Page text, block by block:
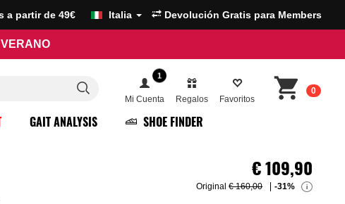
a partir de 49€ Italia Devolución Gratis para Members
1
Mi Cuenta Regalos Favoritos
0
GAIT ANALYSIS SHOE FINDER
€109,90
Original€ 160,00 -31% i